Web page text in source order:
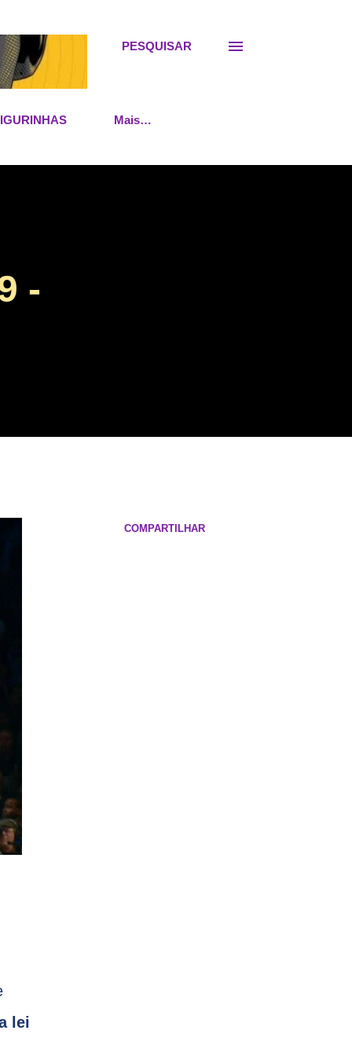
PESQUISAR
Mais…
-
lei
COMPARTILHAR